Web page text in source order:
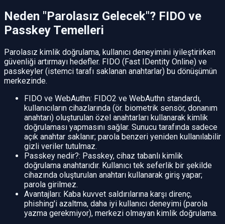
Neden "Parolasız Gelecek"? FIDO ve
Passkey Temelleri
Parolasız kimlik doğrulama, kullanıcı deneyimini iyileştirirken
güvenliği artırmayı hedefler. FIDO (Fast IDentity Online) ve
passkeyler (istemci tarafı saklanan anahtarlar) bu dönüşümün
merkezinde.
FIDO ve WebAuthn: FIDO2 ve WebAuthn standardı,
kullanıcıların cihazlarında (ör. biometrik sensör, donanım
anahtarı) oluşturulan özel anahtarları kullanarak kimlik
doğrulaması yapmasını sağlar. Sunucu tarafında sadece
açık anahtar saklanır; parola benzeri yeniden kullanılabilir
gizli veriler tutulmaz.
Passkey nedir?: Passkey, cihaz tabanlı kimlik
doğrulama anahtarıdır. Kullanıcı tek seferlik bir şekilde
cihazında oluşturulan anahtarı kullanarak giriş yapar;
parola girilmez.
Avantajları: Kaba kuvvet saldırılarına karşı direnç,
phishing'i azaltma, daha iyi kullanıcı deneyimi (parola
yazma gerekmiyor), merkezi olmayan kimlik doğrulama.